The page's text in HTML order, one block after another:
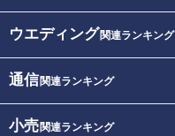
ウエディング関連ランキング
通信関連ランキング
小売関連ランキング